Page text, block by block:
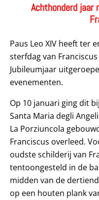
Achthonderd jaar
Paus Leo XIV heeft ter
sterfdag van
Jubileumjaar
evenementen.
Op 10 januari ging dit
Santa Maria degli
La Porziuncola
Franciscus overleed.
oudste schilderij van
tentoongesteld in de
midden van de
op een houten plank